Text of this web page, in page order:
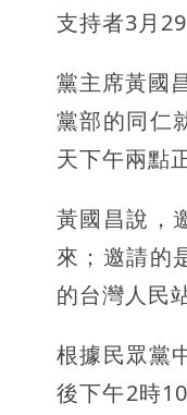
支持者3月
黨主席黃國
黨部的同仁
天下午兩點
黃國昌說，
來；邀請的
的台灣人民
根據民眾黨
後下午2時